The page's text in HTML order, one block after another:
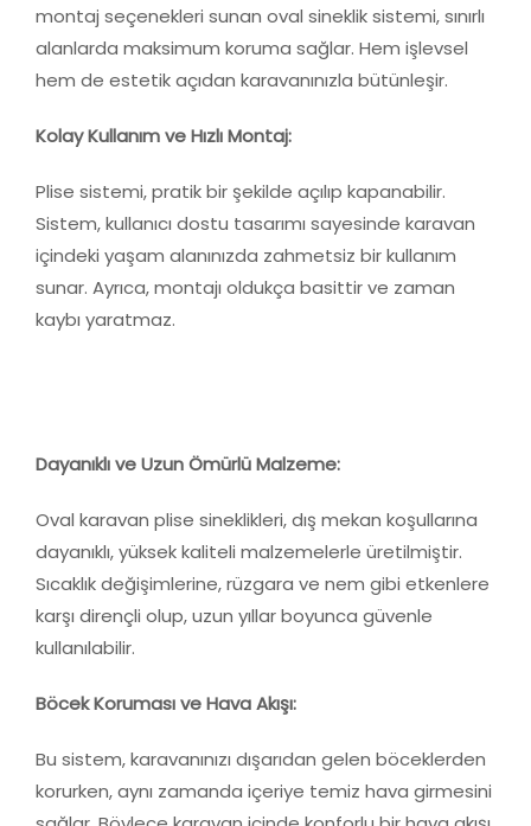
montaj seçenekleri sunan oval sineklik sistemi, sınırlı
alanlarda maksimum koruma sağlar. Hem işlevsel
hem de estetik açıdan karavanınızla bütünleşir.
Kolay Kullanım ve Hızlı Montaj:
Plise sistemi, pratik bir şekilde açılıp kapanabilir.
Sistem, kullanıcı dostu tasarımı sayesinde karavan
içindeki yaşam alanınızda zahmetsiz bir kullanım
sunar. Ayrıca, montajı oldukça basittir ve zaman
kaybı yaratmaz.
Dayanıklı ve Uzun Ömürlü Malzeme:
Oval karavan plise sineklikleri, dış mekan koşullarına
dayanıklı, yüksek kaliteli malzemelerle üretilmiştir.
Sıcaklık değişimlerine, rüzgara ve nem gibi etkenlere
karşı dirençli olup, uzun yıllar boyunca güvenle
kullanılabilir.
Böcek Koruması ve Hava Akışı:
Bu sistem, karavanınızı dışarıdan gelen böceklerden
korurken, aynı zamanda içeriye temiz hava girmesini